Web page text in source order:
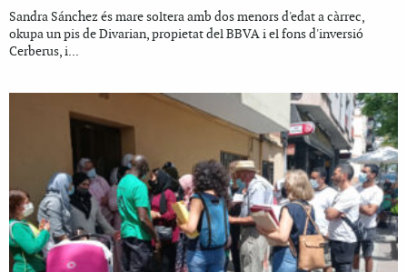
Sandra Sánchez és mare soltera amb dos menors d'edat a càrrec,
okupa un pis de Divarian, propietat del BBVA i el fons d'inversió
Cerberus, i...